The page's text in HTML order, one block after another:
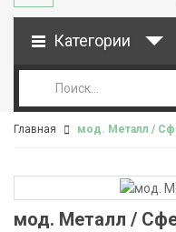
Категории
Главная мод. Металл /
мод. Металл /